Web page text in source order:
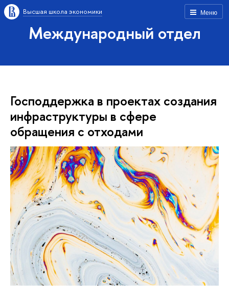
Меню
Высшая школа экономики
Международный отдел
Господдержка в проектах создания
инфраструктуры в сфере
обращения с отходами